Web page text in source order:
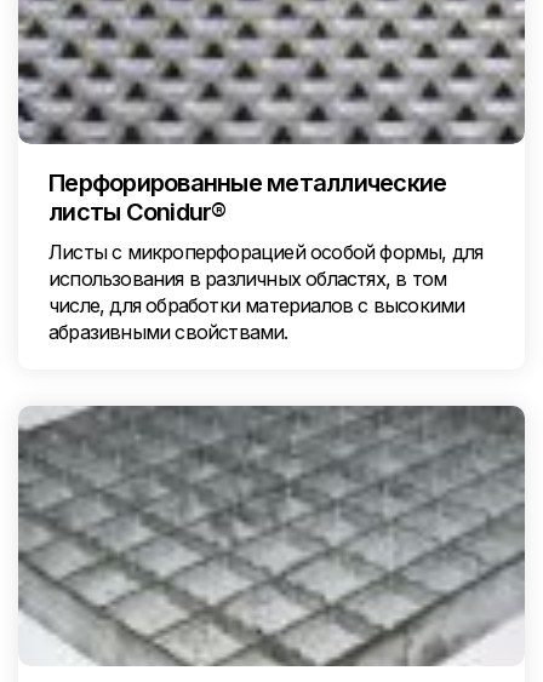
Перфорированные металлические
листы Conidur®
Листы с микроперфорацией особой формы, для
использования в различных областях, в том
числе, для обработки материалов с высокими
абразивными свойствами.